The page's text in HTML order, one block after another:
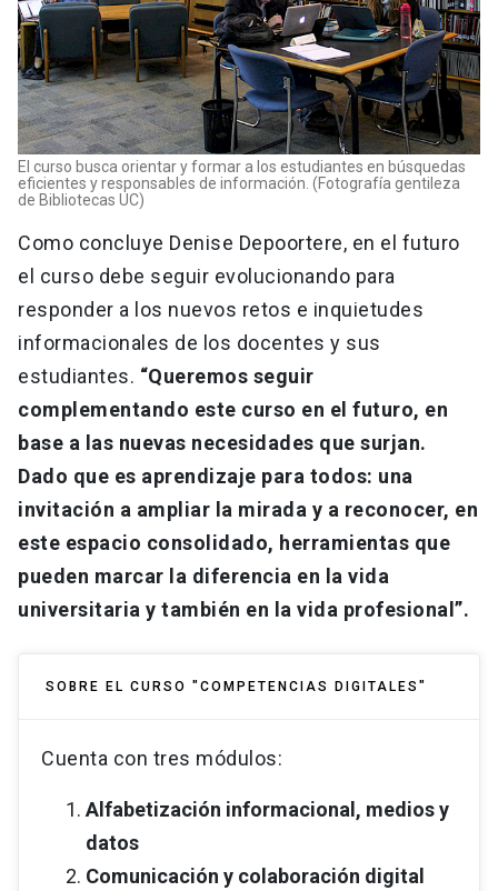
El curso busca orientar y formar a los estudiantes en búsquedas
eficientes y responsables de información. (Fotografía gentileza
de Bibliotecas UC)
Como concluye Denise Depoortere, en el futuro
el curso debe seguir evolucionando para
responder a los nuevos retos e inquietudes
informacionales de los docentes y sus
estudiantes. “Queremos seguir
complementando este curso en el futuro, en
base a las nuevas necesidades que surjan.
Dado que es aprendizaje para todos: una
invitación a ampliar la mirada y a reconocer, en
este espacio consolidado, herramientas que
pueden marcar la diferencia en la vida
universitaria y también en la vida profesional”.
SOBRE EL CURSO "COMPETENCIAS DIGITALES"
Cuenta con tres módulos:
Alfabetización informacional, medios y
datos
Comunicación y colaboración digital